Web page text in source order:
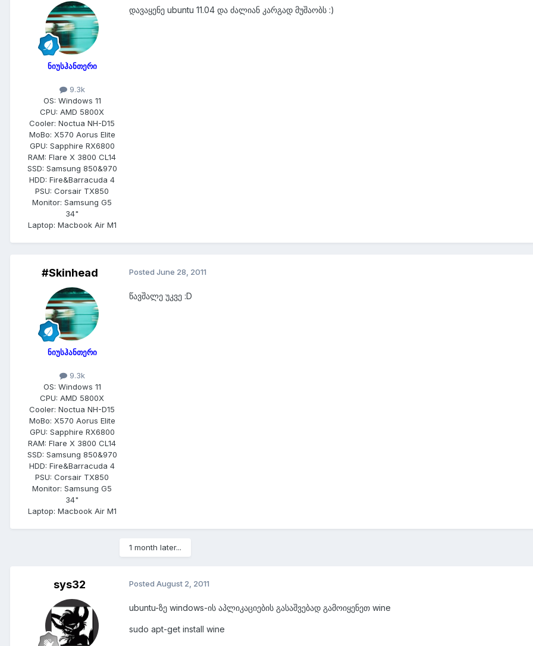
ნიუსჰანთერი
9.3k
OS: Windows 11
CPU: AMD 5800X
Cooler: Noctua NH-D15
MoBo: X570 Aorus Elite
GPU: Sapphire RX6800
RAM: Flare X 3800 CL14
SSD: Samsung 850&970
HDD: Fire&Barracuda 4
PSU: Corsair TX850
Monitor: Samsung G5
34"
Laptop: Macbook Air M1
დავაყენე ubuntu 11.04 და ძალიან კარგად მუშაობს :)
#Skinhead
ნიუსჰანთერი
9.3k
OS: Windows 11
CPU: AMD 5800X
Cooler: Noctua NH-D15
MoBo: X570 Aorus Elite
GPU: Sapphire RX6800
RAM: Flare X 3800 CL14
SSD: Samsung 850&970
HDD: Fire&Barracuda 4
PSU: Corsair TX850
Monitor: Samsung G5
34"
Laptop: Macbook Air M1
Posted June 28, 2011
წავშალე უკვე :D
1 month later...
sys32 Posted August 2, 2011
ubuntu-ზე windows-ის აპლიკაციების გასაშვებად გამოიყენეთ wine
sudo apt-get install wine